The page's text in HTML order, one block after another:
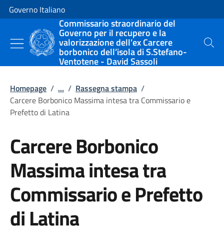
Vai al contenuto
Vai alla navigazione del sito
Governo Italiano
Commissario straordinario del
Governo per il recupero e la
valorizzazione dell’ex Carcere
borbonico dell’isola di S.Stefano-
Ventotene - David Sassoli
Cerca
Homepage / ... / Rassegna stampa /
Carcere Borbonico Massima intesa tra Commissario e
Prefetto di Latina
Carcere Borbonico
Massima intesa tra
Commissario e Prefetto
di Latina